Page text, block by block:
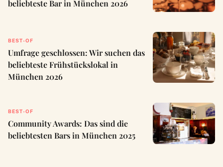
beliebteste Bar in München 2026
BEST-OF
Umfrage geschlossen: Wir suchen das
beliebteste Frühstückslokal in
München 2026
BEST-OF
Community Awards: Das sind die
beliebtesten Bars in München 2025